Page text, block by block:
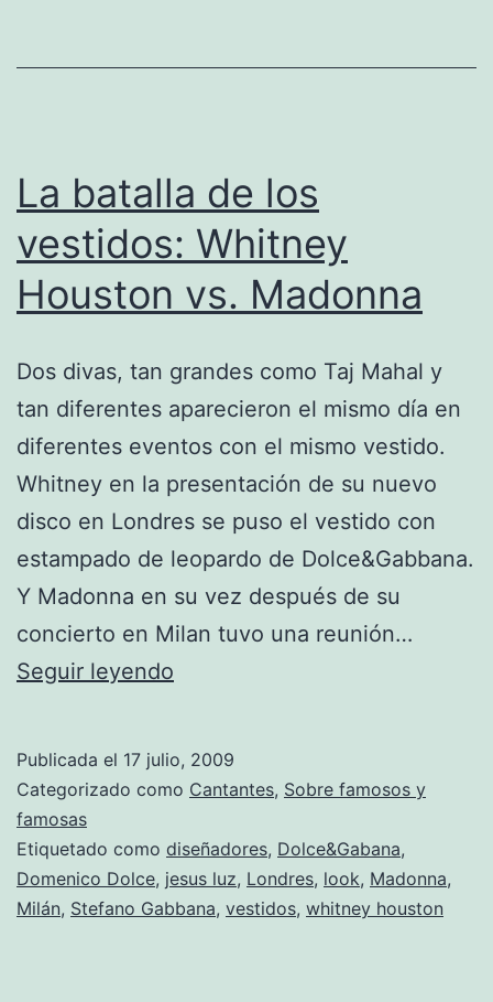
La batalla de los
vestidos: Whitney
Houston vs. Madonna
Dos divas, tan grandes como Taj Mahal y
tan diferentes aparecieron el mismo día en
diferentes eventos con el mismo vestido.
Whitney en la presentación de su nuevo
disco en Londres se puso el vestido con
estampado de leopardo de Dolce&Gabbana.
Y Madonna en su vez después de su
concierto en Milan tuvo una reunión…
Seguir leyendo
los
Whitney
Houston
Publicada el 17 julio, 2009
Categorizado como Cantantes, Sobre famosos y
famosas
Etiquetado como diseñadores, Dolce&Gabana,
Domenico Dolce, jesus luz, Londres, look, Madonna,
Milán, Stefano Gabbana, vestidos, whitney houston